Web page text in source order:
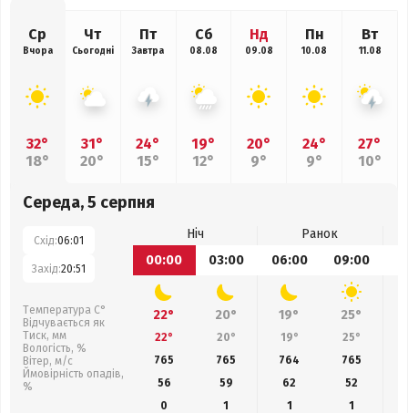
Ср
Вчора
32°
18°
Чт
Сьогодні
31°
20°
Пт
Завтра
24°
15°
Сб
08.08
19°
12°
Нд
09.08
20°
9°
Пн
10.08
24°
9°
Вт
11.08
27°
10°
Середа, 5 серпня
Схід:06:01
Захід:20:51
Температура С°
Відчувається як
Тиск, мм
Вологість, %
Вітер, м/с
Ймовірність опадів,
%
Ніч
Ранок
00:00
03:00 06:00 09:00
22° 20° 19° 25°
22° 20° 19° 25°
765
765 764 765
56
59 62 52
0
1 1
1